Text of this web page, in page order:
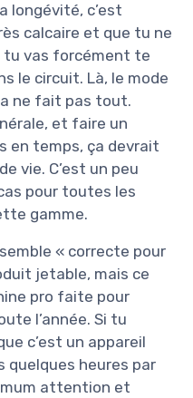
longévité, c’est
calcaire et que tu ne
tu vas forcément te
le circuit. Là, le mode
ne fait pas tout.
et faire un
en temps, ça devrait
vie. C’est un peu
pour toutes les
gamme.
« correcte pour
jetable, mais ce
pro faite pour
l’année. Si tu
c’est un appareil
quelques heures par
attention et